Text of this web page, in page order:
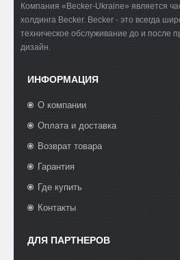
Компания «Becker-Ukraine» является
холдинга Becker. Becker - это всегда
техническое обслуживание до и после
дизайн.
ИНФОРМАЦИЯ
О компании
Оплата и доставка
Возврат товара
Гарантия
Где купить
Контакты
ДЛЯ ПАРТНЕРОВ